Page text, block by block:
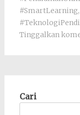
#SmartLearning,
Tinggalkan
Cari